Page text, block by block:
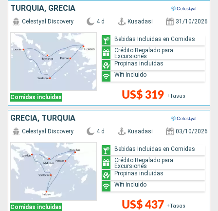
TURQUÍA, GRECIA
Comidas incluidas
Celestyal Discovery 4 d Kusadasi 31/10/2026
US$ 319 +Tasas
Bebidas Incluidas en Comidas
Crédito Regalado para
Excursiones
Propinas incluidas
Wifi incluido
GRECIA, TURQUÍA
Comidas incluidas
Celestyal Discovery 4 d Kusadasi 03/10/2026
US$ 437 +Tasas
Bebidas Incluidas en Comidas
Crédito Regalado para
Excursiones
Propinas incluidas
Wifi incluido